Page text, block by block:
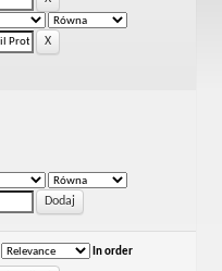
In order